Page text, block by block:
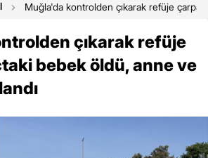
Muğla'da kontrolden çıkarak refüje
çıkarak refüje
bebek öldü, anne ve